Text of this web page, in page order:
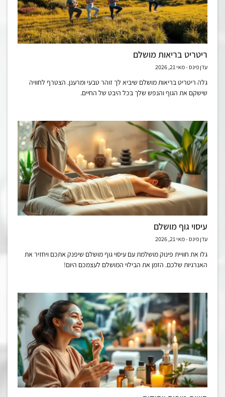
ריטריט בריאות מושלם
עדן פינס מאי 21, 2026
גלה ריטריט בריאות מושלם שיביא לך זוהר טבעי ומרענן. הצטרף לחוויה
שישקם את הגוף והנפש שלך בכל היבט של החיים.
עיסוי גוף מושלם
עדן פינס מאי 21, 2026
גלו את חוויית פינוק מושלמת עם עיסוי גוף מושלם שיפנק אתכם ויחזיר את
האנרגיות שלכם. הזמן את הבילוי המושלם לעצמכם היום!